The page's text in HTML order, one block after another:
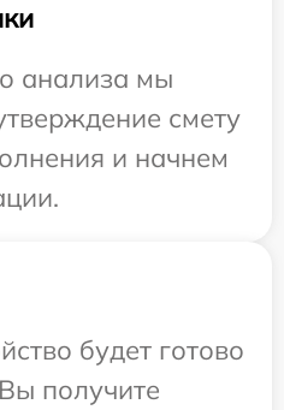
анализа мы
смету
и начнем
будет готово
получите